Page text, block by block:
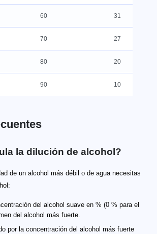
60 31
70 27
80 20
90 10
la dilución de alcohol?
de un alcohol más débil o de agua necesitas
del alcohol suave en % (0 % para el
del alcohol más fuerte.
por la concentración del alcohol más fuerte